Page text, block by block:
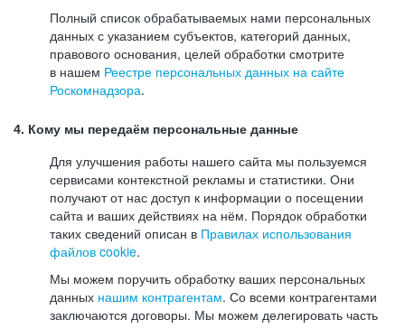
Полный список обрабатываемых нами персональных
данных с указанием субъектов, категорий данных,
правового основания, целей обработки смотрите
в нашем Реестре персональных данных на сайте
Роскомнадзора.
4. Кому мы передаём персональные данные
Для улучшения работы нашего сайта мы пользуемся
сервисами контекстной рекламы и статистики. Они
получают от нас доступ к информации о посещении
сайта и ваших действиях на нём. Порядок обработки
таких сведений описан в Правилах использования
файлов cookie.
Мы можем поручить обработку ваших персональных
данных нашим контрагентам. Со всеми контрагентами
заключаются договоры. Мы можем делегировать часть